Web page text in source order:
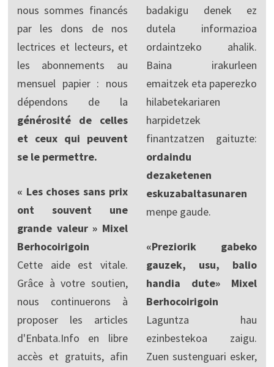
nous sommes financés
par les dons de nos
lectrices et lecteurs, et
les abonnements au
mensuel papier : nous
dépendons de la
générosité de celles
et ceux qui peuvent
se le permettre.
« Les choses sans prix
ont souvent une
grande valeur » Mixel
Berhocoirigoin
Cette aide est vitale.
Grâce à votre soutien,
nous continuerons à
proposer les articles
d'Enbata.Info en libre
accès et gratuits, afin
badakigu denek ez
dutela informazioa
ordaintzeko ahalik.
Baina irakurleen
emaitzek eta paperezko
hilabetekariaren
harpidetzek
finantzatzen gaituzte:
ordaindu
dezaketenen
eskuzabaltasunaren
menpe gaude.
«Preziorik gabeko
gauzek, usu, balio
handia dute» Mixel
Berhocoirigoin
Laguntza hau
ezinbestekoa zaigu.
Zuen sustenguari esker,